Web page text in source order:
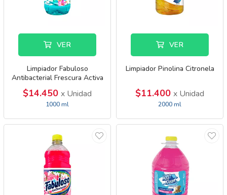
VER
Limpiador Fabuloso
Antibacterial Frescura Activa
$14.450 x Unidad
1000 ml
VER
Limpiador Pinolina Citronela
$11.400 x Unidad
2000 ml